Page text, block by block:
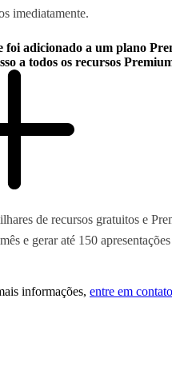
imediatamente.
foi adicionado a um plano
a todos os recursos
de recursos gratuitos e
e gerar até 150
informações, entre em